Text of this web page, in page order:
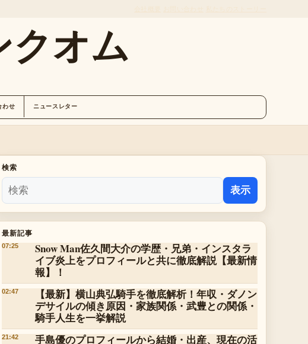
オム
わせ ニュースレター
検索
表示
最新記事
07:25
Snow Man佐久間大介の学歴・兄弟・インスタラ
イブ炎上をプロフィールと共に徹底解説【最新情
報】！
02:47
【最新】横山典弘騎手を徹底解析！年収・ダノン
デサイルの傾き原因・家族関係・武豊との関係・
騎手人生を一挙解説
21:42
手島優のプロフィールから結婚・出産、現在の活